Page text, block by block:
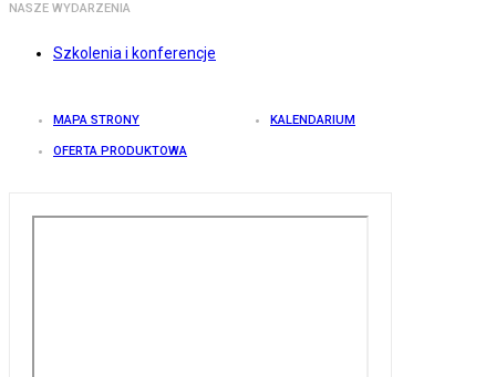
NASZE WYDARZENIA
Szkolenia i konferencje
MAPA STRONY KALENDARIUM
OFERTA PRODUKTOWA